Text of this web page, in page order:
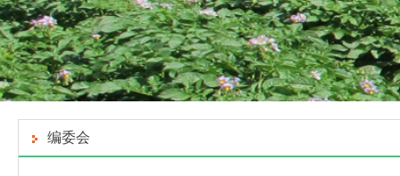
编委会